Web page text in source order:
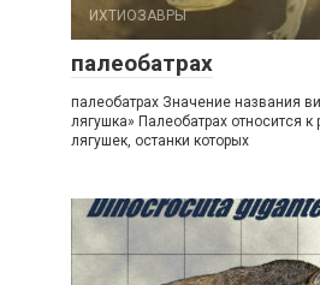
ИХТИОЗАВРЫ
палеобатрах
палеобатрах Значение названия
лягушка» Палеобатрах относится
лягушек, останки которых